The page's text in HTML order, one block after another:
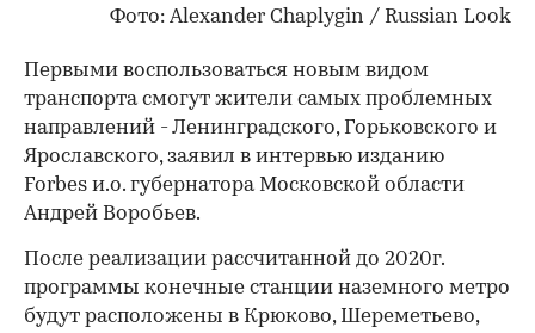
Фото: Alexander Chaplygin / Russian Look
Первыми воспользоваться новым видом
транспорта смогут жители самых проблемных
направлений - Ленинградского, Горьковского и
Ярославского, заявил в интервью изданию
Forbes и.о. губернатора Московской области
Андрей Воробьев.
После реализации рассчитанной до 2020г.
программы конечные станции наземного метро
будут расположены в Крюково, Шереметьево,